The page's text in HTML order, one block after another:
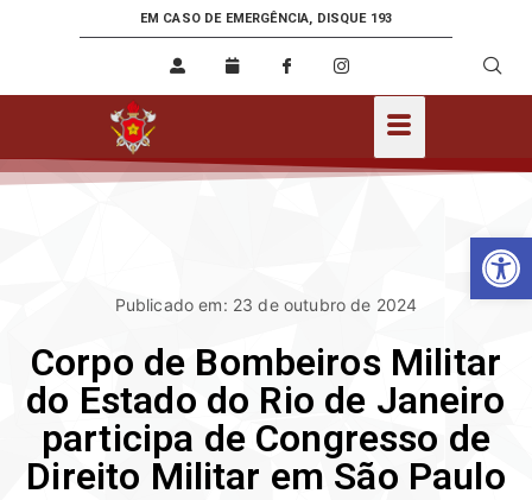
EM CASO DE EMERGÊNCIA, DISQUE 193
Publicado em: 23 de outubro de 2024
Corpo de Bombeiros Militar
do Estado do Rio de Janeiro
participa de Congresso de
Direito Militar em São Paulo